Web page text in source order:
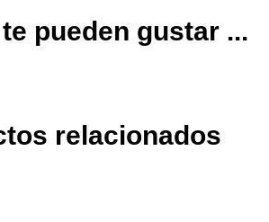
pueden gustar ...
relacionados